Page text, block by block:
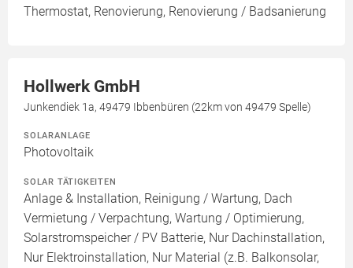
Thermostat, Renovierung, Renovierung / Badsanierung
Hollwerk GmbH
Junkendiek 1a, 49479 Ibbenbüren (22km von 49479 Spelle)
SOLARANLAGE
Photovoltaik
SOLAR TÄTIGKEITEN
Anlage & Installation, Reinigung / Wartung, Dach
Vermietung / Verpachtung, Wartung / Optimierung,
Solarstromspeicher / PV Batterie, Nur Dachinstallation,
Nur Elektroinstallation, Nur Material (z.B. Balkonsolar,